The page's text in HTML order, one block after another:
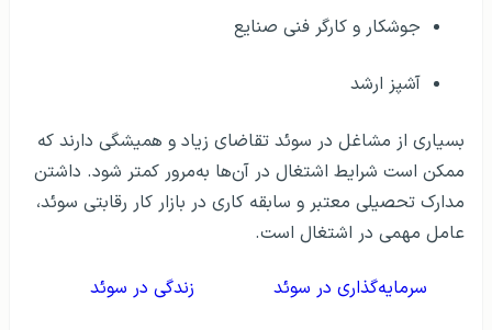
جوشکار و کارگر فنی صنایع
آشپز ارشد
بسیاری از مشاغل در سوئد تقاضای زیاد و همیشگی دارند که
ممکن است شرایط اشتغال در آن‌ها به‌مرور کمتر شود. داشتن
مدارک تحصیلی معتبر و سابقه کاری در بازار کار رقابتی سوئد،
عامل مهمی در اشتغال است.
سرمایه‌گذاری در سوئد زندگی در سوئد